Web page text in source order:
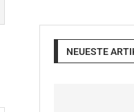
NEUESTE